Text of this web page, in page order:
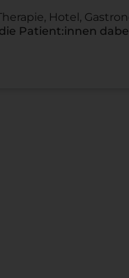
Hotel,
Patient:innen